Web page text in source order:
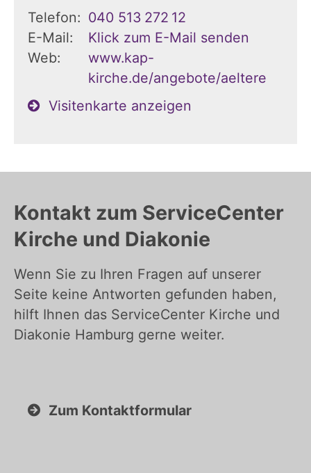
Telefon: 040 513 272 12
E-Mail:
Klick zum E-Mail senden
Web:
www.kap-
kirche.de/angebote/aeltere
Visitenkarte anzeigen
Kontakt zum ServiceCenter
Kirche und Diakonie
Wenn Sie zu Ihren Fragen auf unserer
Seite keine Antworten gefunden haben,
hilft Ihnen das ServiceCenter Kirche und
Diakonie Hamburg gerne weiter.
Zum Kontaktformular